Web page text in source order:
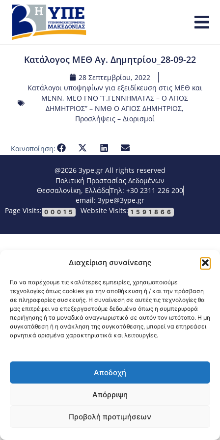
Διαχείριση συναίνεσης
Για να παρέχουμε τις καλύτερες εμπειρίες, χρησιμοποιούμε
τεχνολογίες όπως cookies για την αποθήκευση ή / και την πρόσβαση
σε πληροφορίες συσκευής. Η συναίνεση σε αυτές τις τεχνολογίες θα
μας επιτρέψει να επεξεργαστούμε δεδομένα όπως η συμπεριφορά
περιήγησης ή τα μοναδικά αναγνωριστικά σε αυτόν τον ιστότοπο. Η μη
συγκατάθεση ή η ανάκληση της συγκατάθεσης, μπορεί να επηρεάσει
αρνητικά ορισμένα χαρακτηριστικά και λειτουργίες.
Αποδοχή
Απόρριψη
Προβολή προτιμήσεων
Κατάλογος ΜΕΘ Αγ. Δημητρίου_28-09-22
28 Σεπτεμβρίου, 2022
Κατάλογοι υποψηφίων για εξειδίκευση στις ΜΕΘ και
ΜΕΝΝ, ΜΕΘ ΓΝΘ “Γ.ΓΕΝΝΗΜΑΤΑΣ – Ο ΑΓΙΟΣ
ΔΗΜΗΤΡΙΟΣ” – ΝΜΘ Ο ΑΓΙΟΣ ΔΗΜΗΤΡΙΟΣ,
Προσλήψεις – Διορισμοί
Κοινοποίηση:
@2026 3ype.gr All rights reserved
Πολιτική Προστασίας Δεδομένων
Θεσσαλονίκη, ΕλλάδαΤηλ: +30 2311 226 200
email: 3ype@3ype.gr
Page Visits: 00015 Website Visits: 1591866